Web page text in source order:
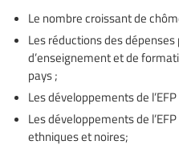
Le nombre croissant de
Les réductions des
d’enseignement et de
pays ;
Les développements de
Les développements de
ethniques et noires;